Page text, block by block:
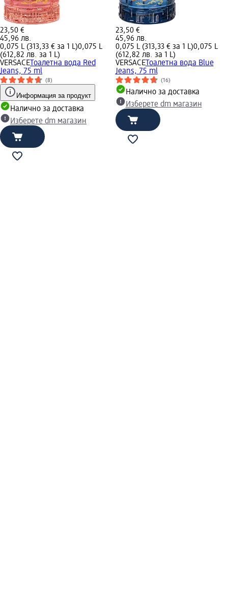
23,50 €
45,96 лв.
0,075 L (313,33 € за 1 L)0,075 L
(612,82 лв. за 1 L)
VERSACE Тоалетна вода Red
Jeans, 75 ml
(8)
Информация за продукт
Налично за доставка
Изберете dm магазин
23,50 €
45,96 лв.
0,075 L (313,33 € за 1 L)0,075 L
(612,82 лв. за 1 L)
VERSACEТоалетна вода Blue
Jeans, 75 ml
(16)
Налично за доставка
Изберете dm магазин